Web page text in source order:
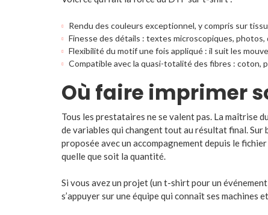
Rendu des couleurs exceptionnel, y compris sur
Finesse des détails : textes microscopiques, photos,
Flexibilité du motif une fois appliqué : il suit les
Compatible avec la quasi-totalité des fibres : coton,
Où faire imprimer
Tous les prestataires ne se valent pas. La maîtrise
de variables qui changent tout au résultat final. Sur
proposée avec un accompagnement depuis le
quelle que soit la quantité.
Si vous avez un projet (un t-shirt pour un
s’appuyer sur une équipe qui connaît ses